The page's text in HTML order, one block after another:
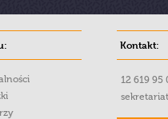
Kontakt:
12 619 95